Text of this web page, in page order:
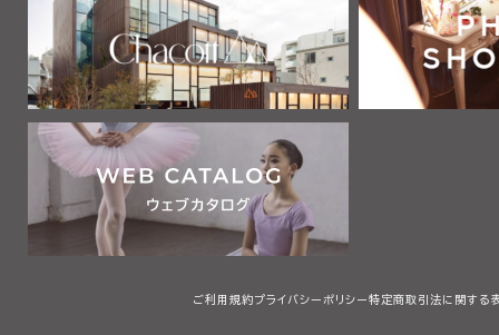
ご利用規約プライバシーポリシー 特定商取引法に関する